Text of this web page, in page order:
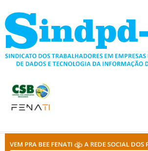
para
conteúdo
VEM PRA BEE FENATI A REDE SOCIAL DOS